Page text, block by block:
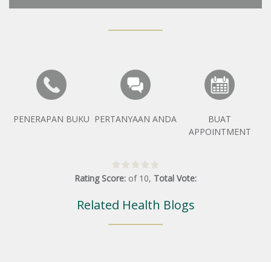
PENERAPAN BUKU PERTANYAAN ANDA
BUAT
APPOINTMENT
Rating Score: of 10, Total Vote:
Related Health Blogs